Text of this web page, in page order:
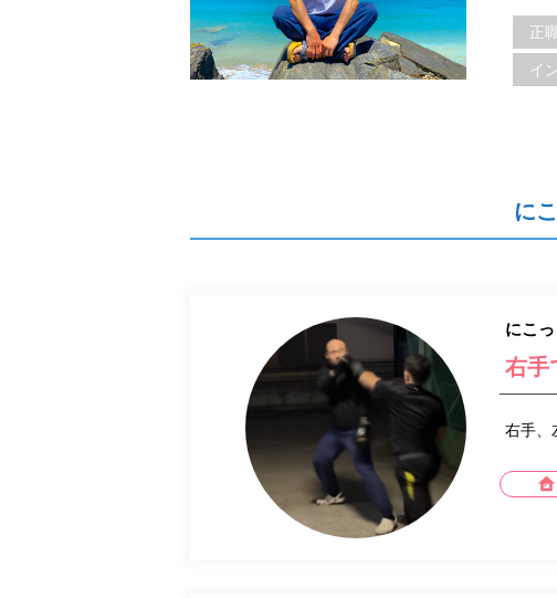
正
イ
に
にこっ
右手
右手、